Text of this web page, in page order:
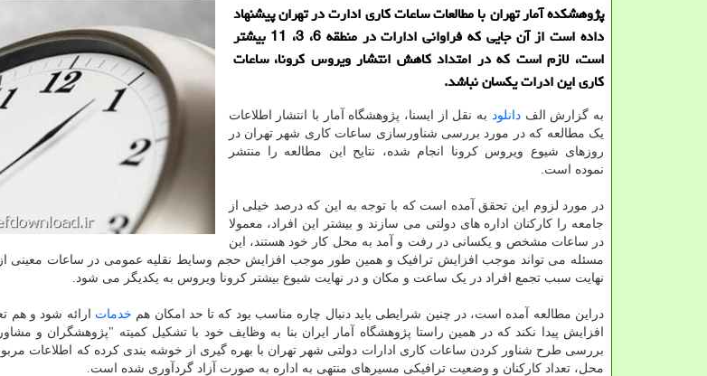
پژوهشكده آمار تهران با مطالعات ساعات كاری ادارت در تهران پیشنهاد
داده است از آن جایی كه فراوانی ادارات در منطقه 6، 3، 11 بیشتر
است، لازم است كه در امتداد كاهش انتشار ویروس كرونا، ساعات
كاری این ادرات یكسان نباشد.
به گزارش الفدانلود به نقل از ایسنا، پژوهشگاه آمار با انتشار اطلاعات
یک مطالعه که در مورد بررسی شناورسازی ساعات کاری شهر تهران در
روزهای شیوع ویروس کرونا انجام شده، نتایح این مطالعه را منتشر
نموده است.
در مورد لزوم این تحقق آمده است که با توجه به این که درصد خیلی از
جامعه را کارکنان اداره های دولتی می سازند و بیشتر این افراد، معمولا
در ساعات مشخص و یکسانی در رفت و آمد به محل کار خود هستند، این
مسئله می تواند موجب افزایش ترافیک و همین طور موجب افزایش حجم وسایط نقلیه عمومی در ساعات معینی
نهایت سبب تجمع افراد در یک ساعت و مکان و در نهایت شیوع بیشتر کرونا ویروس به یکدیگر می شود.
دراین مطالعه آمده است، در چنین شرایطی باید دنبال چاره مناسب بود که تا حد امکان هم خدمات ارائه شود و هم
افزایش پیدا نکند که در همین راستا پژوهشگاه آمار ایران بنا به وظایف خود با تشکیل کمیته "پژوهشگران و
بررسی طرح شناور کردن ساعات کاری ادارات دولتی شهر تهران با بهره گیری از خوشه بندی کرده که اطلاعات
محل، تعداد کارکنان و وضعیت ترافیکی مسیرهای منتهی به اداره به صورت آزاد گردآوری شده است.